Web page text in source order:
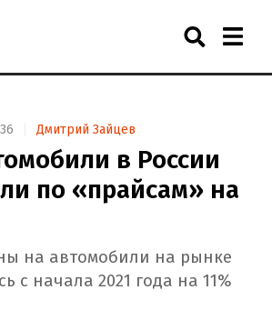
Дмитрий Зайцев
в России
по «прайсам» на
на автомобили на рынке
с начала 2021 года на 11%